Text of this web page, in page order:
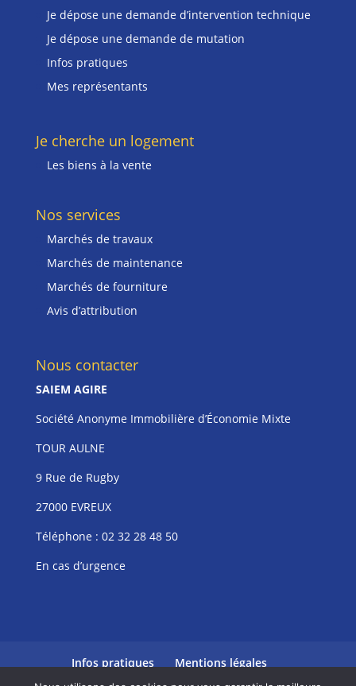
Je dépose une demande d’intervention technique
Je dépose une demande de mutation
Infos pratiques
Mes représentants
Je cherche un logement
Les biens à la vente
Nos services
Marchés de travaux
Marchés de maintenance
Marchés de fourniture
Avis d’attribution
Nous contacter
SAIEM AGIRE
Société Anonyme Immobilière d’Économie Mixte
TOUR AULNE
9 Rue de Rugby
27000 EVREUX
Téléphone : 02 32 28 48 50
En cas d’urgence
Infos pratiques
Mentions légales
Politique de confidentialité